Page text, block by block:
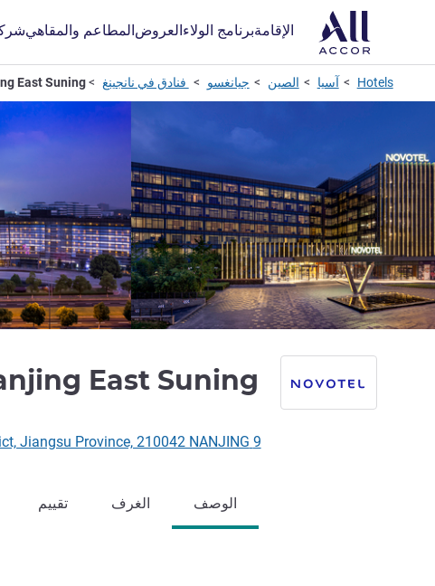
الإقامةبرنامج الولاءالعروضالمطاعم والمقاهي
Hotels آسيا الصين جيانغسو فنادق في نانجينغ East Suning
East Suning
9 Suning Road, Xuanwu District, Jiangsu Province, 210042 NANJING, الصين
الوصف الغرف تقييم